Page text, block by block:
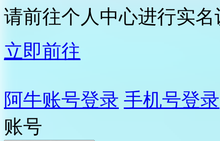
请前往个人中心进行实名
立即前往
阿牛账号登录 手机号登录
账号